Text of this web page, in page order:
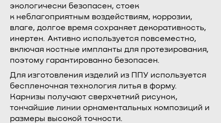
экологически безопасен, стоек
к неблагоприятным воздействиям, коррозии,
влаге, долгое время сохраняет декоративность,
инертен. Активно используется повсеместно,
включая костные импланты для протезирования,
поэтому гарантированно безопасен.
Для изготовления изделий из ППУ используется
беспленочная технология литья в форму.
Карнизы получают сверхчеткий рисунок,
тончайшие линии орнаментальных композиций и
размеры высокой точности.